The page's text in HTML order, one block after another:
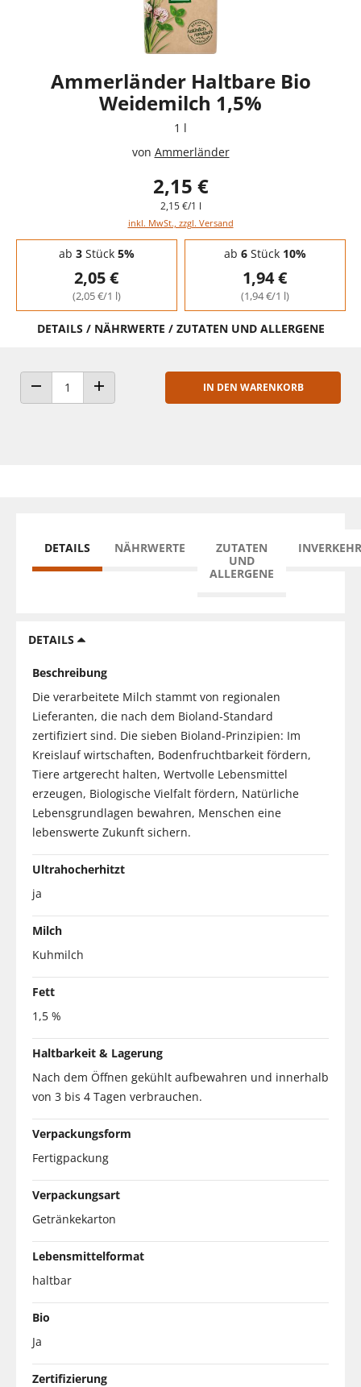
Ammerländer Haltbare Bio
Weidemilch 1,5%
1 l
von Ammerländer
2,15 €
2,15 €/1 l
inkl. MwSt., zzgl. Versand
Staffelpreise - Mengenrabatt
ab 3Stück 5%
2,05 €
(2,05 €/1 l)
ab 6Stück 10%
1,94 €
(1,94 €/1 l)
DETAILS / NÄHRWERTE / ZUTATEN UND ALLERGENE
ANZAHL VERRINGERNANZAHL ERHÖHEN
IN DEN WARENKORB
DETAILS NÄHRWERTE
ZUTATEN
UND
ALLERGENE
DETAILS
Beschreibung
Die verarbeitete Milch stammt von regionalen
Lieferanten, die nach dem Bioland-Standard
zertifiziert sind. Die sieben Bioland-Prinzipien: Im
Kreislauf wirtschaften, Bodenfruchtbarkeit fördern,
Tiere artgerecht halten, Wertvolle Lebensmittel
erzeugen, Biologische Vielfalt fördern, Natürliche
Lebensgrundlagen bewahren, Menschen eine
lebenswerte Zukunft sichern.
Ultrahocherhitzt
ja
Milch
Kuhmilch
Fett
1,5 %
Haltbarkeit & Lagerung
Nach dem Öffnen gekühlt aufbewahren und innerhalb
von 3 bis 4 Tagen verbrauchen.
Verpackungsform
Fertigpackung
Verpackungsart
Getränkekarton
Lebensmittelformat
haltbar
Bio
Ja
Zertifizierung